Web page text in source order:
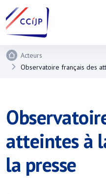
Acteurs
Observatoire français des
atteintes à
la presse